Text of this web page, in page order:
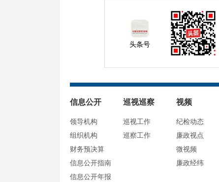
头条号
信息公开
领导机构
组织机构
财务预决算
信息公开指南
信息公开年报
巡视巡察
巡视工作
巡察工作
视频
纪检动态
廉政视点
微视频
廉政经纬